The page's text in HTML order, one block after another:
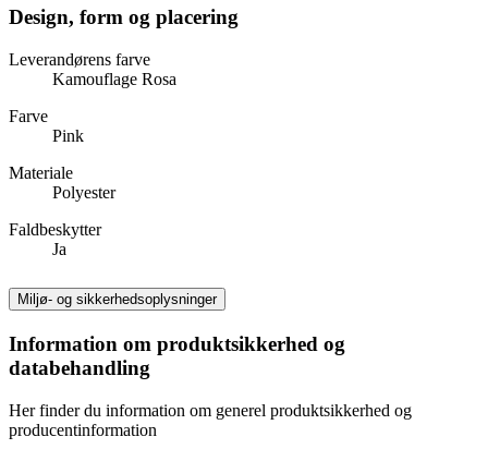
Design, form og placering
Leverandørens farve
Kamouflage Rosa
Farve
Pink
Materiale
Polyester
Faldbeskytter
Ja
Miljø- og sikkerhedsoplysninger
Information om produktsikkerhed og
databehandling
Her finder du information om generel produktsikkerhed og
producentinformation